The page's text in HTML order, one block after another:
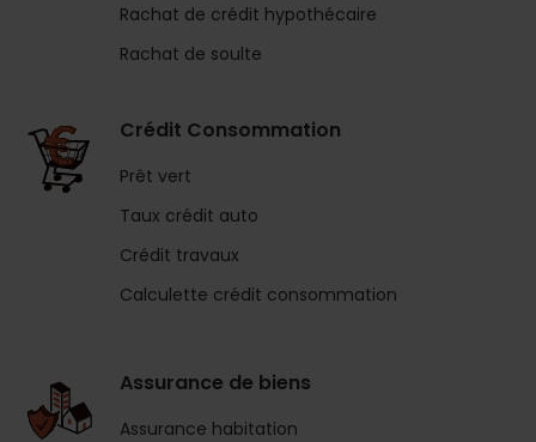
Rachat de crédit hypothécaire
Rachat de soulte
Crédit Consommation
Prêt vert
Taux crédit auto
Crédit travaux
Calculette crédit consommation
Assurance de biens
Assurance habitation